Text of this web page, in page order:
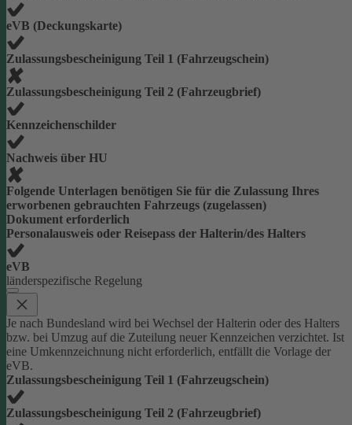
eVB (Deckungskarte)
Zulassungsbescheinigung Teil 1 (Fahrzeugschein)
Zulassungsbescheinigung Teil 2 (Fahrzeugbrief)
Kennzeichenschilder
Nachweis über HU
Folgende Unterlagen benötigen Sie für die Zulassung Ihres
erworbenen gebrauchten Fahrzeugs (zugelassen)
Dokument erforderlich
Personalausweis oder Reisepass der Halterin/des Halters
eVB
länderspezifische Regelung
Je nach Bundesland wird bei Wechsel der Halterin oder des Halters
bzw. bei Umzug auf die Zuteilung neuer Kennzeichen verzichtet. Ist
eine Umkennzeichnung nicht erforderlich, entfällt die Vorlage der
eVB.
Zulassungsbescheinigung Teil 1 (Fahrzeugschein)
Zulassungsbescheinigung Teil 2 (Fahrzeugbrief)